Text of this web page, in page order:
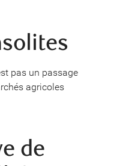
pas un passage
agricoles
de